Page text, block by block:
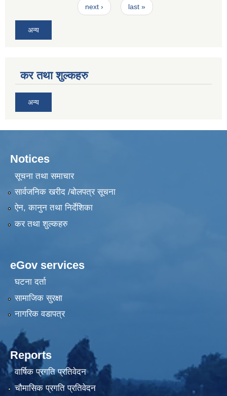
next › last »
अन्य
कर तथा शुल्कहरु
अन्य
Notices
सूचना तथा समाचार
सार्वजनिक खरीद /बोलपत्र सूचना
ऐन, कानुन तथा निर्देशिका
कर तथा शुल्कहरु
eGov services
घटना दर्ता
सामाजिक सुरक्षा
नागरिक वडापत्र
Reports
वार्षिक प्रगति प्रतिवेदन
चौमासिक प्रगति प्रतिवेदन